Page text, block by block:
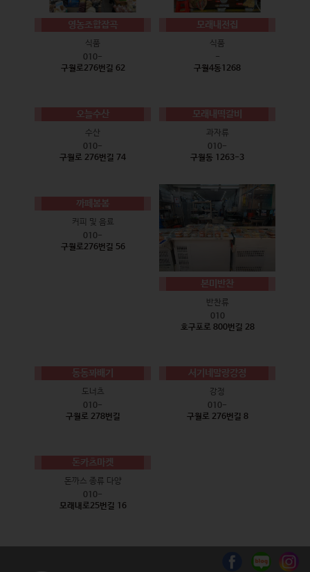
영농조합잡곡
식품
010-
구월로276번길 62
모래내전집
식품
-
구월4동1268
오늘수산
수산
010-
구월로 276번길 74
모래내떡갈비
과자류
010-
구월동 1263-3
까페봄봄
커피 및 음료
010-
구월로276번길 56
본미반찬
반찬류
010
호구포로 800번길 28
동동꽈배기
도너츠
010-
구월로 278번길
서기네말랑강정
강정
010-
구월로 276번길 8
돈카츠마켓
돈까스 종류 다양
010-
모래내로25번길 16